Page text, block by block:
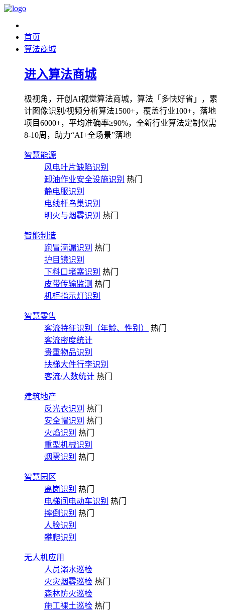
首页
算法商城
进入算法商城
极视角，开创AI视觉算法商城，算法「多快好省」，累
计图像识别/视频分析算法1500+，覆盖行业100+，落地
项目6000+，平均准确率≥90%，全新行业算法定制仅需
8-10周，助力“AI+全场景”落地
智慧能源
风电叶片缺陷识别
卸油作业安全设施识别 热门
静电服识别
电线杆鸟巢识别
明火与烟雾识别 热门
智能制造
跑冒滴漏识别 热门
护目镜识别
下料口堵塞识别 热门
皮带传输监测 热门
机柜指示灯识别
智慧零售
客流特征识别（年龄、性别）
热门
客流密度统计
贵重物品识别
扶梯大件行李识别
客流/人数统计 热门
建筑地产
反光衣识别 热门
安全帽识别 热门
火焰识别 热门
重型机械识别
烟雾识别 热门
智慧园区
离岗识别 热门
电梯间电动车识别 热门
摔倒识别 热门
人脸识别
攀爬识别
无人机应用
人员溺水巡检
火灾烟雾巡检 热门
森林防火巡检
施工裸土巡检 热门